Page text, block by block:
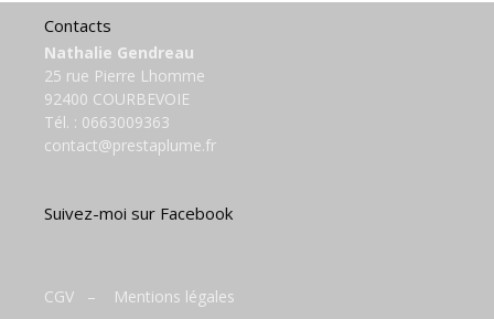
Contacts
Nathalie Gendreau
25 rue Pierre Lhomme
92400 COURBEVOIE
Tél. : 0663009363
contact@prestaplume.fr
Suivez-moi sur Facebook
CGV – Mentions légales